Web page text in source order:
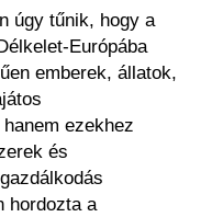
úgy tűnik, hogy a
Európába
emberek, állatok,
ezekhez
és
hordozta a